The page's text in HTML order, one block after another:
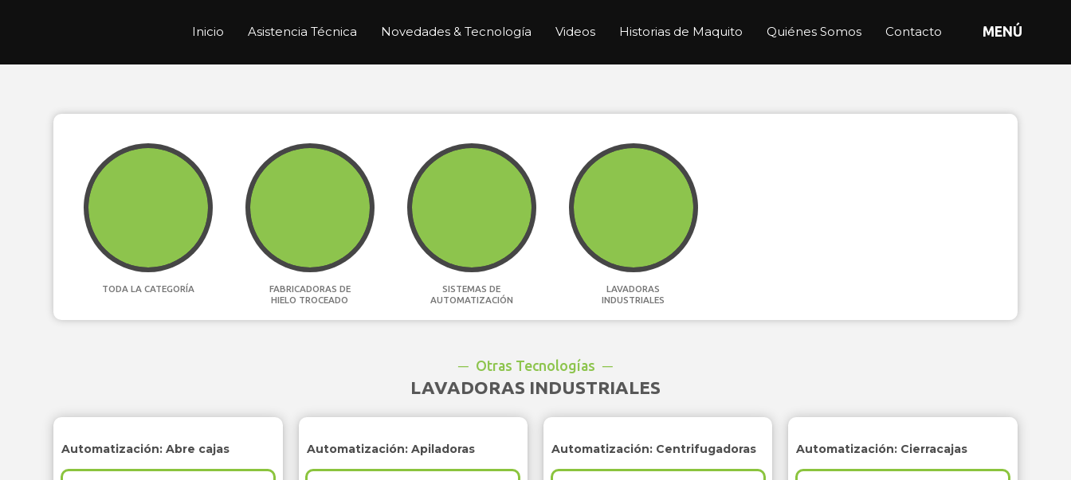
Inicio Asistencia Técnica Novedades & Tecnología Videos Historias de Maquito Quiénes Somos Contacto MENÚ
TODA LA CATEGORÍA
FABRICADORAS DE
HIELO TROCEADO
SISTEMAS DE
AUTOMATIZACIÓN
LAVADORAS
INDUSTRIALES
Otras Tecnologías
LAVADORAS INDUSTRIALES
Automatización: Abre cajas Automatización: Apiladoras Automatización: Centrifugadoras Automatización: Cierracajas